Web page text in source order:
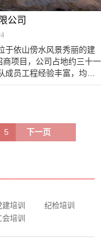
公司
于依山傍水风景秀丽的建
项目，公司占地约三十一
5 下一页
建培训
纪检培训
会培训